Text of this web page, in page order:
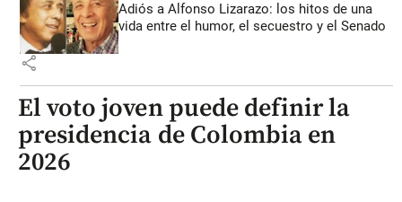
Adiós a Alfonso Lizarazo: los hitos de una
vida entre el humor, el secuestro y el Senado
share
El voto joven puede definir la
presidencia de Colombia en
2026